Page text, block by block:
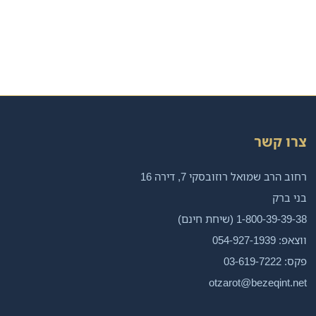
צרו קשר
רחוב הרב שמואל רוזובסקי 7, דירה 16
בני ברק
1-800-39-39-38 (שיחת חינם)
ווצאפ: 054-927-1939
פקס: 03-619-7222
otzarot@bezeqint.net